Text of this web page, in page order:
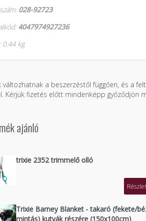
028-92723
4047974927236
0.44 kg
a beszerzéstől függően, és a
Kérjük fizetés előtt mindenképp győződjön
ajánló
trixie 2352 trimmelő olló
Trixie Barney Blanket - takaró (fekete/
mintás) kutyák részére (150x100cm)